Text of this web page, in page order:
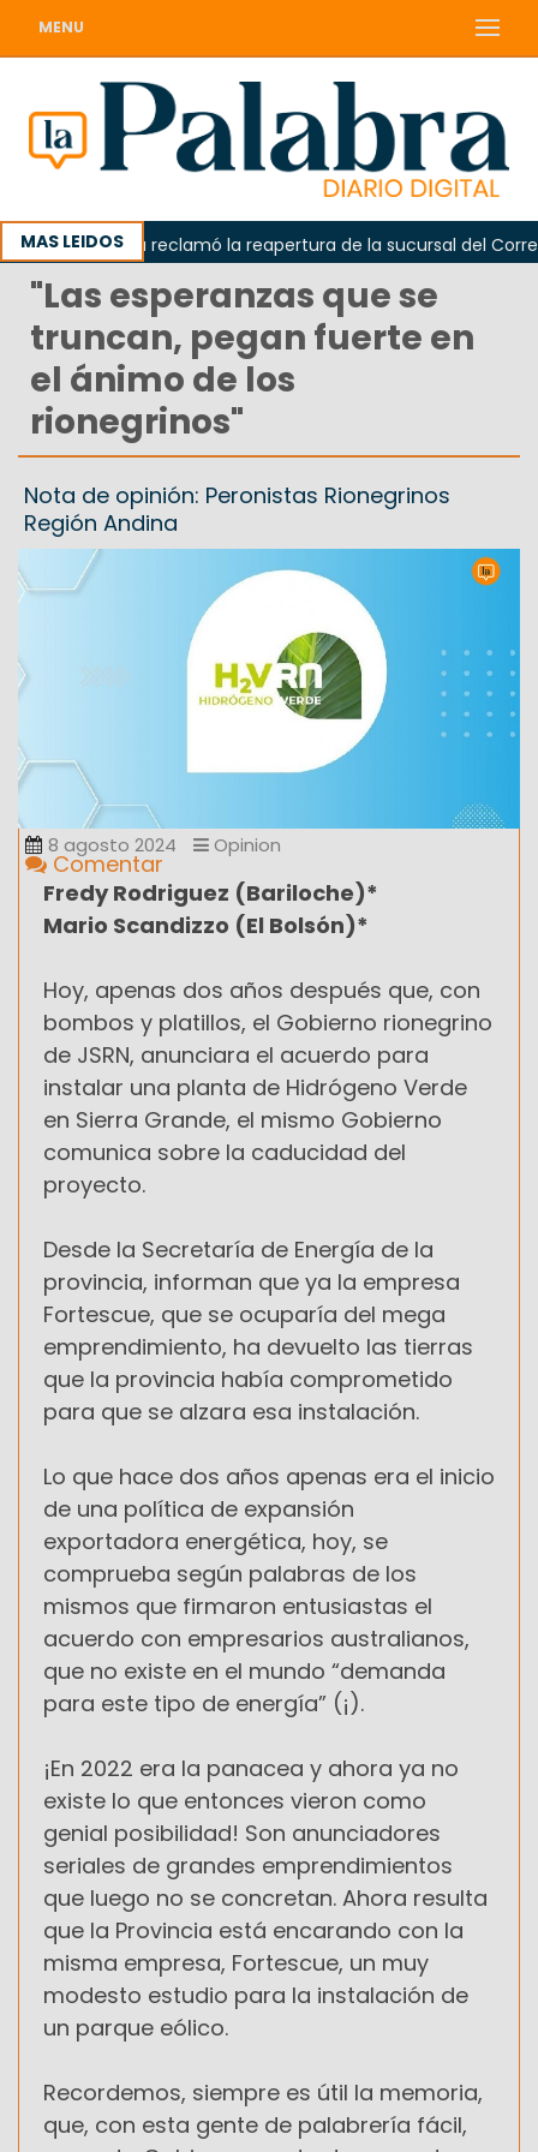
MENU
MAS LEIDOS
Odarda reclamó la reapertura de la sucursal del Correo
"Las esperanzas que se
truncan, pegan fuerte en
el ánimo de los
rionegrinos"
Nota de opinión: Peronistas Rionegrinos
Región Andina
8 agosto 2024 Opinion
Comentar
Fredy Rodriguez (Bariloche)*
Mario Scandizzo (El Bolsón)*
Hoy, apenas dos años después que, con
bombos y platillos, el Gobierno rionegrino
de JSRN, anunciara el acuerdo para
instalar una planta de Hidrógeno Verde
en Sierra Grande, el mismo Gobierno
comunica sobre la caducidad del
proyecto.
Desde la Secretaría de Energía de la
provincia, informan que ya la empresa
Fortescue, que se ocuparía del mega
emprendimiento, ha devuelto las tierras
que la provincia había comprometido
para que se alzara esa instalación.
Lo que hace dos años apenas era el inicio
de una política de expansión
exportadora energética, hoy, se
comprueba según palabras de los
mismos que firmaron entusiastas el
acuerdo con empresarios australianos,
que no existe en el mundo “demanda
para este tipo de energía” (¡).
¡En 2022 era la panacea y ahora ya no
existe lo que entonces vieron como
genial posibilidad! Son anunciadores
seriales de grandes emprendimientos
que luego no se concretan. Ahora resulta
que la Provincia está encarando con la
misma empresa, Fortescue, un muy
modesto estudio para la instalación de
un parque eólico.
Recordemos, siempre es útil la memoria,
que, con esta gente de palabrería fácil,